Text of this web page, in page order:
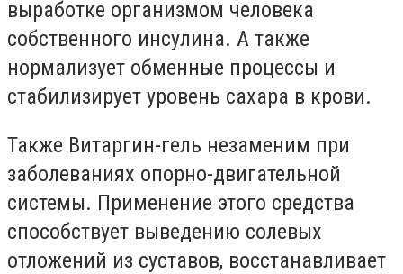
выработке организмом человека
собственного инсулина. А также
нормализует обменные процессы и
стабилизирует уровень сахара в крови.
Также Витаргин-гель незаменим при
заболеваниях опорно-двигательной
системы. Применение этого средства
способствует выведению солевых
отложений из суставов, восстанавливает